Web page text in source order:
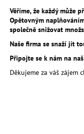
Věříme, že každý může
Opětovným
společně snižovat
Naše firma se snaží jít
Připojte se k nám na
Děkujeme za váš
2
728
Kč